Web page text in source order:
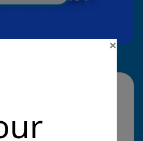
de production de contenu
×